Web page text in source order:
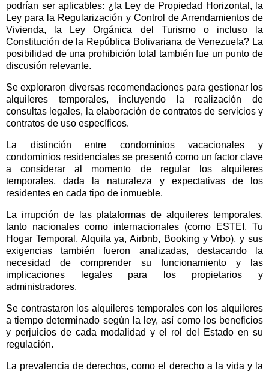
podrían ser aplicables: ¿la Ley de Propiedad Horizontal, la
Ley para la Regularización y Control de Arrendamientos de
Vivienda, la Ley Orgánica del Turismo o incluso la
Constitución de la República Bolivariana de Venezuela? La
posibilidad de una prohibición total también fue un punto de
discusión relevante.
Se exploraron diversas recomendaciones para gestionar los
alquileres temporales, incluyendo la realización de
consultas legales, la elaboración de contratos de servicios y
contratos de uso específicos.
La distinción entre condominios vacacionales y
condominios residenciales se presentó como un factor clave
a considerar al momento de regular los alquileres
temporales, dada la naturaleza y expectativas de los
residentes en cada tipo de inmueble.
La irrupción de las plataformas de alquileres temporales,
tanto nacionales como internacionales (como ESTEI, Tu
Hogar Temporal, Alquila ya, Airbnb, Booking y Vrbo), y sus
exigencias también fueron analizadas, destacando la
necesidad de comprender su funcionamiento y las
implicaciones legales para los propietarios y
administradores.
Se contrastaron los alquileres temporales con los alquileres
a tiempo determinado según la ley, así como los beneficios
y perjuicios de cada modalidad y el rol del Estado en su
regulación.
La prevalencia de derechos, como el derecho a la vida y la